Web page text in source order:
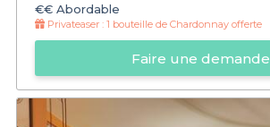
€€ Abordable
Privateaser : 1 bouteille de Chardonnay offerte
Faire une demande